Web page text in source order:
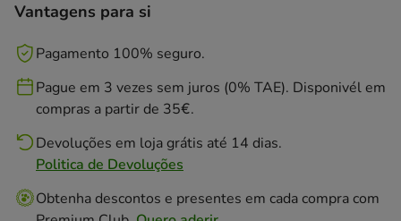
Vantagens para si
Pagamento 100% seguro.
Pague em 3 vezes sem juros (0% TAE). Disponivél em
compras a partir de 35€.
Devoluções em loja grátis até 14 dias.
Politica de Devoluções
Obtenha descontos e presentes em cada compra com